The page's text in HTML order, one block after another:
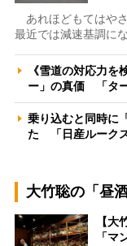
あれほどもてはや
最近では減速基調に
《雪道の対応力
ー」の真価 「タ
乗り込むと同時に
た 「日産ルーク
大竹聡の「昼
【大
「